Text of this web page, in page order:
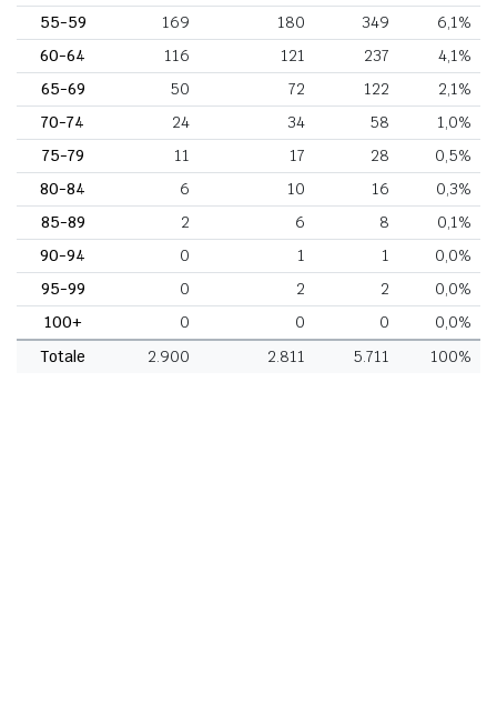
55-59
169 180 349
6,1%
60-64
116 121 237
4,1%
65-69
50 72 122
2,1%
70-74
24 34 58
1,0%
75-79
11 17 28
0,5%
80-84
6 10 16
0,3%
85-89
2 6 8
0,1%
90-94
0 1 1
0,0%
95-99
0 2 2
0,0%
100+
0 0 0
0,0%
Totale
2.900 2.811 5.711 100%